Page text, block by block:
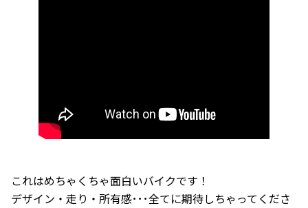
これはめちゃくちゃ面白いバイクです！
デザイン・走り・所有感･･･全てに期待しちゃってくださ